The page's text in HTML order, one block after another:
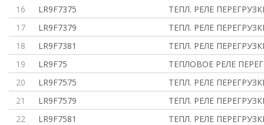
16
LR9F7375
ТЕПЛ. РЕЛЕ
17
LR9F7379
ТЕПЛ. РЕЛЕ
18
LR9F7381
ТЕПЛ. РЕЛЕ
19
LR9F75
ТЕПЛОВОЕ РЕЛЕ
20
LR9F7575
ТЕПЛ. РЕЛЕ
21
LR9F7579
ТЕПЛ. РЕЛЕ
22
LR9F7581
ТЕПЛ. РЕЛЕ